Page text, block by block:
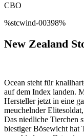
CBO
%stcwind-00398%
New Zealand
Ocean steht für
auf dem Index landen.
Hersteller jetzt in eine
meuchelnder
Das niedliche Tierchen
biestiger Bösewicht hat